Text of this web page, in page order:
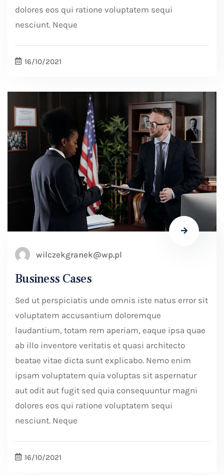
dolores eos qui ratione voluptatem sequi
nesciunt. Neque
16/10/2021
wilczekgranek@wp.pl
Business Cases
Sed ut perspiciatis unde omnis iste natus error sit
voluptatem accusantium doloremque
laudantium, totam rem aperiam, eaque ipsa quae
ab illo inventore veritatis et quasi architecto
beatae vitae dicta sunt explicabo. Nemo enim
ipsam voluptatem quia voluptas sit aspernatur
aut odit aut fugit sed quia consequuntur magni
dolores eos qui ratione voluptatem sequi
nesciunt. Neque
16/10/2021